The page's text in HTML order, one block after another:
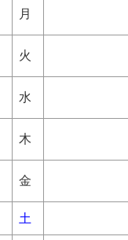
月
火
水
木
金
土